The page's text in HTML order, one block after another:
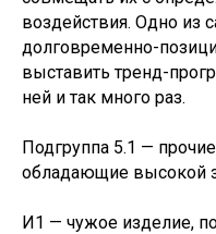
воздействия. Одно
долговременно-
выставить тренд-
ней и так много раз.
Подгруппа 5.1 —
обладающие высокой
И1 — чужое изделие,